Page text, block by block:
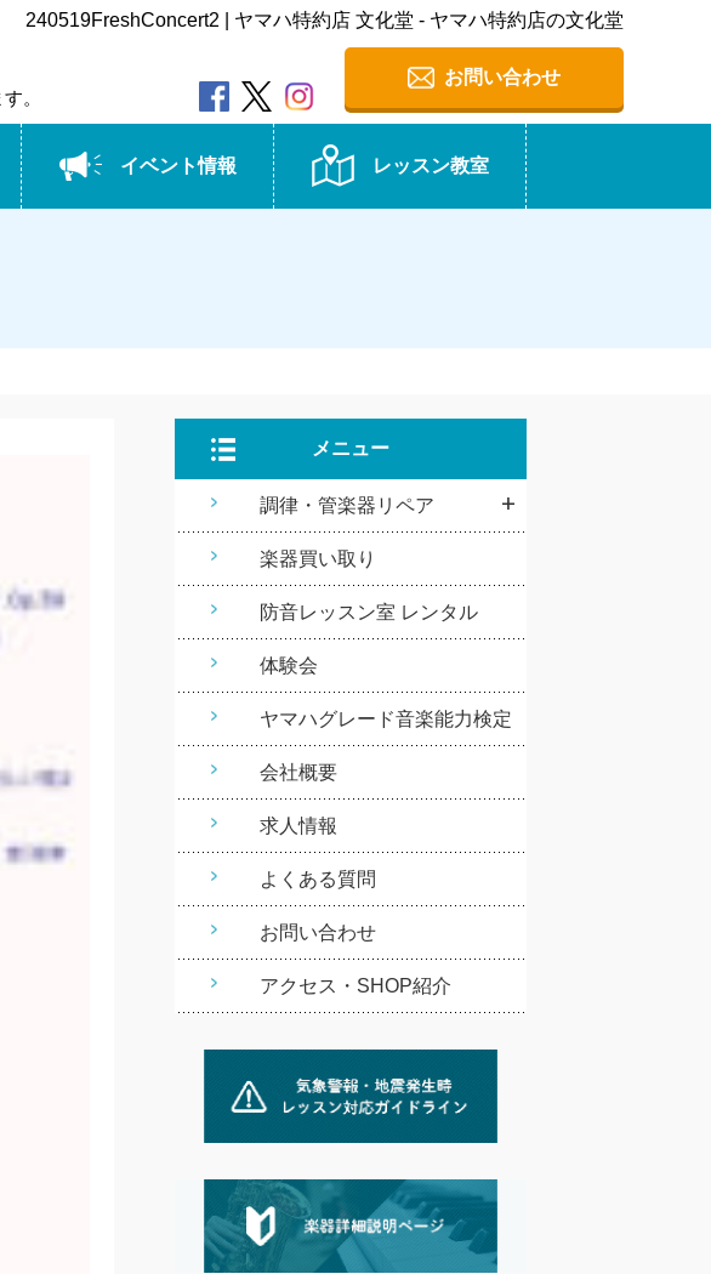
240519FreshConcert2 | ヤマハ特約店 文化堂 - ヤマハ特約店の文化堂
。
お問い合わせ
イベント情報 レッスン教室
メニュー
調律・管楽器リペア
楽器買い取り
防音レッスン室 レンタル
体験会
ヤマハグレード音楽能力検定
会社概要
求人情報
よくある質問
お問い合わせ
アクセス・SHOP紹介